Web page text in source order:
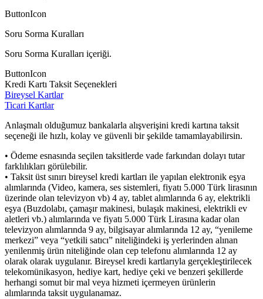
ButtonIcon
Soru Sorma Kuralları
Soru Sorma Kuralları içeriği.
ButtonIcon
Kredi Kartı Taksit Seçenekleri
Bireysel Kartlar
Ticari Kartlar
Anlaşmalı olduğumuz bankalarla alışverişini kredi kartına taksit
seçeneği ile hızlı, kolay ve güvenli bir şekilde tamamlayabilirsin.
• Ödeme esnasında seçilen taksitlerde vade farkından dolayı tutar
farklılıkları görülebilir.
• Taksit üst sınırı bireysel kredi kartları ile yapılan elektronik eşya
alımlarında (Video, kamera, ses sistemleri, fiyatı 5.000 Türk lirasının
üzerinde olan televizyon vb) 4 ay, tablet alımlarında 6 ay, elektrikli
eşya (Buzdolabı, çamaşır makinesi, bulaşık makinesi, elektrikli ev
aletleri vb.) alımlarında ve fiyatı 5.000 Türk Lirasına kadar olan
televizyon alımlarında 9 ay, bilgisayar alımlarında 12 ay, “yenileme
merkezi” veya “yetkili satıcı” niteliğindeki iş yerlerinden alınan
yenilenmiş ürün niteliğinde olan cep telefonu alımlarında 12 ay
olarak olarak uygulanır. Bireysel kredi kartlarıyla gerçekleştirilecek
telekomünikasyon, hediye kart, hediye çeki ve benzeri şekillerde
herhangi somut bir mal veya hizmeti içermeyen ürünlerin
alımlarında taksit uygulanamaz.